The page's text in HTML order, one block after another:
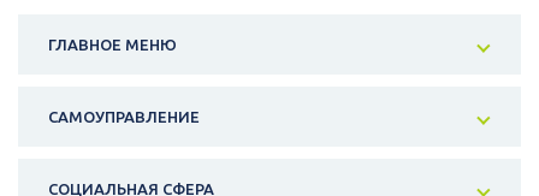
ГЛАВНОЕ МЕНЮ
САМОУПРАВЛЕНИЕ
СОЦИАЛЬНАЯ СФЕРА